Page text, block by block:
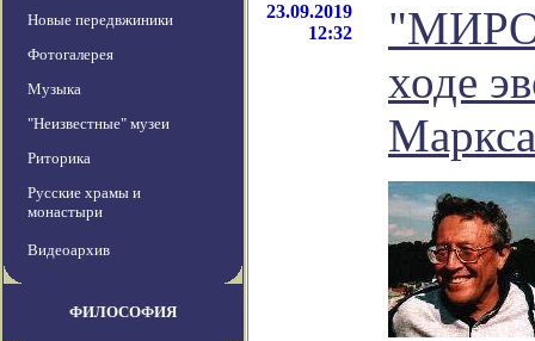
Новые передвжиники
Фотогалерея
Музыка
"Неизвестные" музеи
Риторика
Русские храмы и
монастыри
Видеоархив
ФИЛОСОФИЯ
23.09.2019
12:32
ходе